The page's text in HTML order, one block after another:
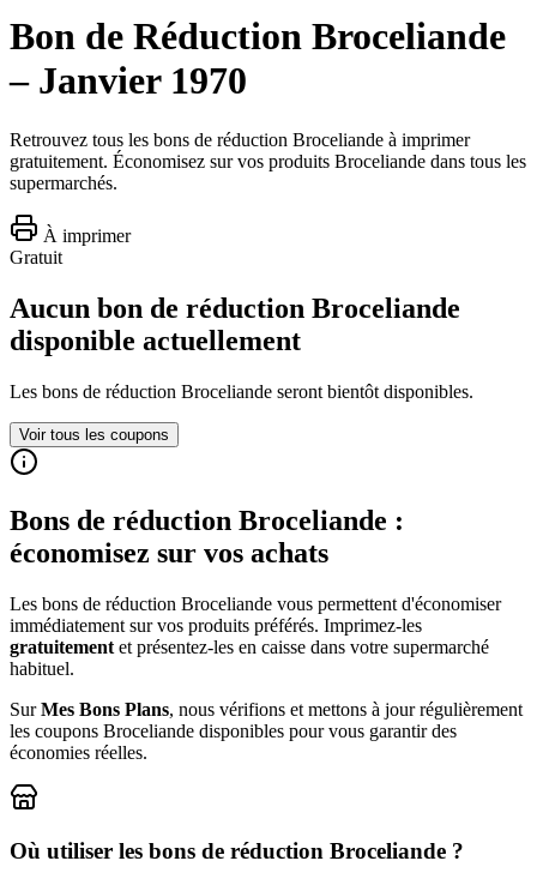
Bon de Réduction Broceliande
– Janvier 1970
Retrouvez tous les bons de réduction Broceliande à imprimer
gratuitement. Économisez sur vos produits Broceliande dans tous les
supermarchés.
À imprimer
Gratuit
Aucun bon de réduction Broceliande
disponible actuellement
Les bons de réduction Broceliande seront bientôt disponibles.
Voir tous les coupons
Bons de réduction Broceliande :
économisez sur vos achats
Les bons de réduction Broceliande vous permettent d'économiser
immédiatement sur vos produits préférés. Imprimez-les
gratuitement et présentez-les en caisse dans votre supermarché
habituel.
SurMes Bons Plans, nous vérifions et mettons à jour régulièrement
les coupons Broceliande disponibles pour vous garantir des
économies réelles.
Où utiliser les bons de réduction Broceliande ?